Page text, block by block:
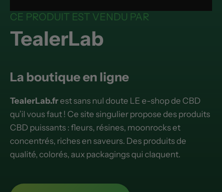
CE PRODUIT EST VENDU PAR
TealerLab
La boutique en ligne
TealerLab.frest sans nul doute LE e-shop de CBD
qu’il vous faut ! Ce site singulier propose des produits
CBD puissants : fleurs, résines, moonrocks et
concentrés, riches en saveurs. Des produits de
qualité, colorés, aux packagings qui claquent.